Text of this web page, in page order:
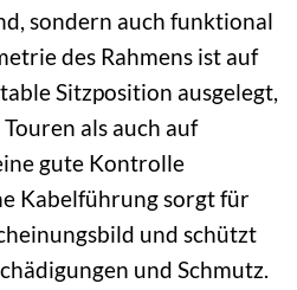
sondern auch funktional
des Rahmens ist auf
Sitzposition ausgelegt,
als auch auf
gute Kontrolle
Kabelführung sorgt für
und schützt
und Schmutz.